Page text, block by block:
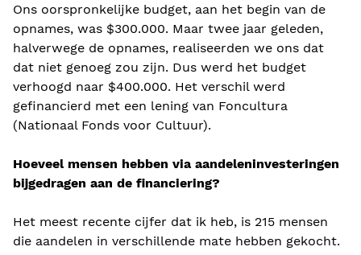
Ons oorspronkelijke budget, aan het begin van de
opnames, was $300.000. Maar twee jaar geleden,
halverwege de opnames, realiseerden we ons dat
dat niet genoeg zou zijn. Dus werd het budget
verhoogd naar $400.000. Het verschil werd
gefinancierd met een lening van Foncultura
(Nationaal Fonds voor Cultuur).
Hoeveel mensen hebben via aandeleninvesteringen
bijgedragen aan de financiering?
Het meest recente cijfer dat ik heb, is 215 mensen
die aandelen in verschillende mate hebben gekocht.